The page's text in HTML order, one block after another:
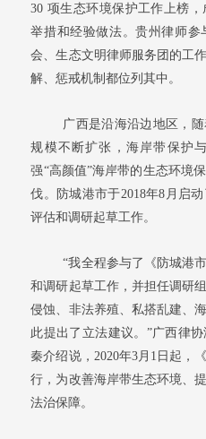
30 项生态环境保护工作上榜
举措和经验做法。贵州律师
会、生态文明律师服务团的工
解、惩戒机制都位列其中。
广西是沿海沿边地区，
规模不断扩张，海岸带保护
强“高颜值”海岸带的生态环境
伐。防城港市于2018年8月启
评估和调研起草工作。
“我全程参与了《防城港
和调研起草工作，并担任调研
侵蚀、非法养殖、私搭乱建、
此提出了立法建议。”广西律
秦介绍说，2020年3月1日起，
行，为改善海岸带生态环境、
法治保障。